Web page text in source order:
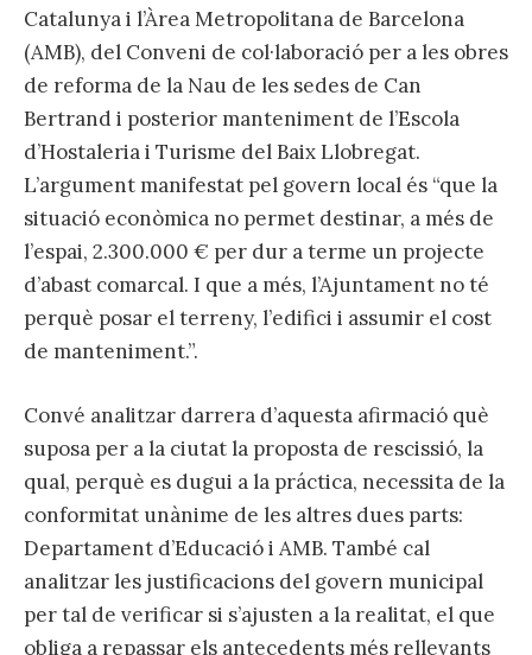
Catalunya i l’Àrea Metropolitana de Barcelona
(AMB), del Conveni de col·laboració per a les obres
de reforma de la Nau de les sedes de Can
Bertrand i posterior manteniment de l’Escola
d’Hostaleria i Turisme del Baix Llobregat.
L’argument manifestat pel govern local és “que la
situació econòmica no permet destinar, a més de
l’espai, 2.300.000 € per dur a terme un projecte
d’abast comarcal. I que a més, l’Ajuntament no té
perquè posar el terreny, l’edifici i assumir el cost
de manteniment.”.
Convé analitzar darrera d’aquesta afirmació què
suposa per a la ciutat la proposta de rescissió, la
qual, perquè es dugui a la práctica, necessita de la
conformitat unànime de les altres dues parts:
Departament d’Educació i AMB. També cal
analitzar les justificacions del govern municipal
per tal de verificar si s’ajusten a la realitat, el que
obliga a repassar els antecedents més rellevants